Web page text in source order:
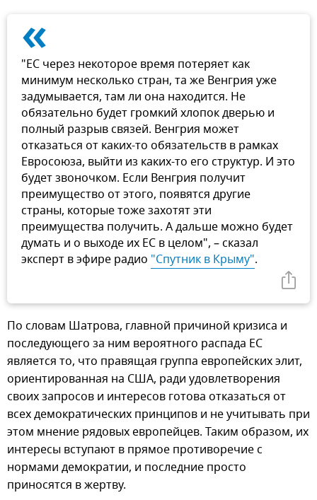
«
"ЕС через некоторое время потеряет как
минимум несколько стран, та же Венгрия уже
задумывается, там ли она находится. Не
обязательно будет громкий хлопок дверью и
полный разрыв связей. Венгрия может
отказаться от каких-то обязательств в рамках
Евросоюза, выйти из каких-то его структур. И это
будет звоночком. Если Венгрия получит
преимущество от этого, появятся другие
страны, которые тоже захотят эти
преимущества получить. А дальше можно будет
думать и о выходе их ЕС в целом", – сказал
эксперт в эфире радио "Спутник в Крыму".
По словам Шатрова, главной причиной кризиса и
последующего за ним вероятного распада ЕС
является то, что правящая группа европейских элит,
ориентированная на США, ради удовлетворения
своих запросов и интересов готова отказаться от
всех демократических принципов и не учитывать при
этом мнение рядовых европейцев. Таким образом, их
интересы вступают в прямое противоречие с
нормами демократии, и последние просто
приносятся в жертву.